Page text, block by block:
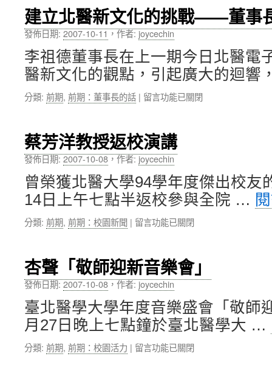
中
拇
山
醫
友
術
討
論
期
舉
辦〉
中
建立北醫新文化的挑戰——董事
發佈日期:2007-10-11，作者: joycechin
李祖德董事長在上一期今日北醫電
醫新文化的觀點，引起廣大的迴
分類: 前期, 前期：董事長的話 | 在
北
醫
新
文
化
的
挑
戰
——
長
的
話〉
中
留言功能已關閉
蔡芳洋教授返校演講
發佈日期:2007-10-08，作者: joycechin
曾榮獲北醫大學94學年度傑出校友
14日上午七點半返校參與全院 …
分類: 前期, 前期：校園新聞 | 在
洋
教
授
返
校
演
講〉
中
留言功能已關閉
杏聲「敬師迎新音樂會」
發佈日期:2007-10-08，作者: joycechin
臺北醫學大學年度音樂盛會「敬師
月27日晚上七點鐘於臺北醫學大 …
分類: 前期, 前期：校園活力 | 在
留言功能已關閉